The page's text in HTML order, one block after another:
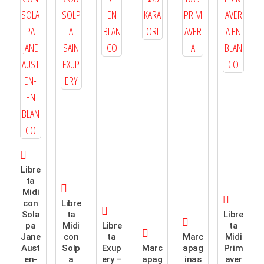
Libre
ta
Midi
con
Sola
pa
Jane
Aust
en-
Libre
ta
Midi
con
Solp
a
Libre
ta
Exup
ery –
Marc
apag
Marc
apag
inas
Libre
ta
Midi
Prim
aver